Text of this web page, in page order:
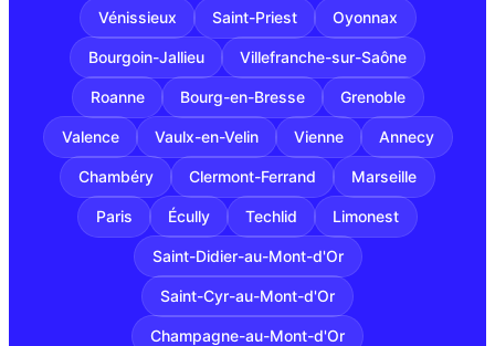
Vénissieux Saint-Priest Oyonnax
Bourgoin-Jallieu Villefranche-sur-Saône
Roanne Bourg-en-Bresse Grenoble
Valence Vaulx-en-Velin Vienne Annecy
Chambéry Clermont-Ferrand Marseille
Paris Écully Techlid Limonest
Saint-Didier-au-Mont-d'Or
Saint-Cyr-au-Mont-d'Or
Champagne-au-Mont-d'Or